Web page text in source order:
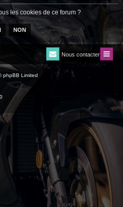
les cookies de ce forum ?
Nous contacter
phpBB Limited